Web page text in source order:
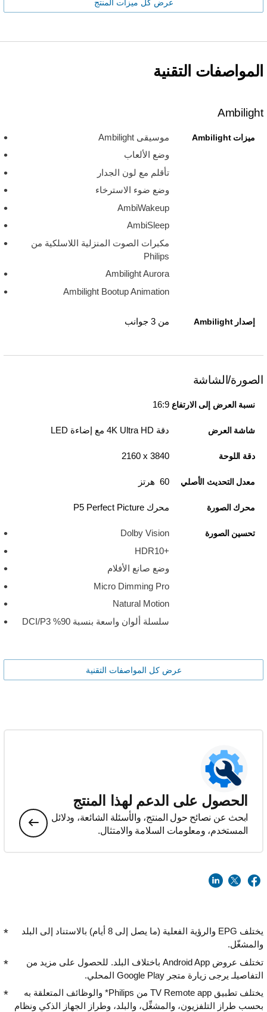
عرض كل ميزات المنتج
المواصفات التقنية
Ambilight
ميزات Ambilight
موسيقى Ambilight
وضع الألعاب
تأقلم مع لون الجدار
وضع ضوء الاسترخاء
AmbiWakeup
AmbiSleep
مكبرات الصوت المنزلية اللاسلكية من
Philips
Ambilight Aurora
Ambilight Bootup Animation
إصدار Ambilight من 3 جوانب
الصورة/الشاشة
نسبة العرض إلى الارتفاع 16:9
شاشة العرض دقة 4K Ultra HD مع إضاءة LED
دقة اللوحة 3840 x‏ 2160
معدل التحديث الأصلي 60 هرتز
محرك الصورة محرك P5 Perfect Picture
تحسين الصورة
Dolby Vision
HDR10+‎
وضع صانع الأفلام
Micro Dimming Pro
Natural Motion
سلسلة ألوان واسعة بنسبة 90% DCI/P3
عرض كل المواصفات التقنية
الحصول على الدعم لهذا المنتج
ابحث عن نصائح حول المنتج، والأسئلة الشائعة، ودلائل
المستخدم، ومعلومات السلامة والامتثال.
يختلف EPG والرؤية الفعلية (ما يصل إلى 8 أيام) بالاستناد إلى البلد
والمشغّل.
تختلف عروض Android App باختلاف البلد. للحصول على مزيد من
التفاصيلـ يرجى زيارة متجر Google Play المحلي.
يختلف تطبيق TV Remote app من Philips* والوظائف المتعلقة به
بحسب طراز التلفزيون، والمشغِّل، والبلد، وطراز الجهاز الذكي ونظام